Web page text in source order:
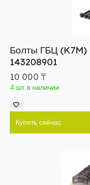
Болты ГБЦ (K7M)
143208901
10 000 ₸
4 шт в наличии
Купить сейчас